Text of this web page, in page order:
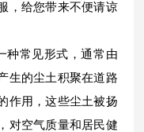
，给您带来不便请谅
种常见形式，通常由
生的尘土积聚在道路
作用，这些尘土被扬
对空气质量和居民健